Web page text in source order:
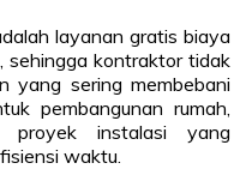
layanan gratis biaya
sehingga kontraktor tidak
yang sering membebani
pembangunan rumah,
proyek instalasi yang
waktu.